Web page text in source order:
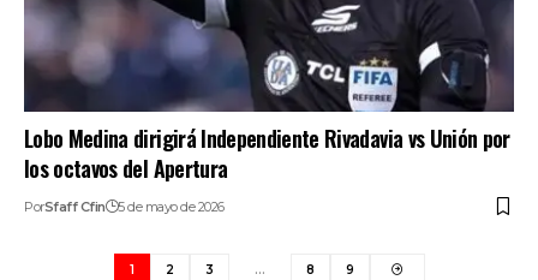
Lobo Medina dirigirá Independiente Rivadavia vs Unión por
los octavos del Apertura
PorSfaff Cfin 5 de mayo de 2026
1 2 3 … 8 9